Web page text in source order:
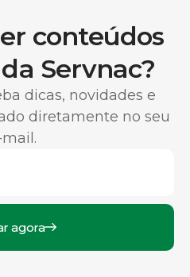
conteúdos
Servnac?
dicas, novidades e
diretamente no seu
agora